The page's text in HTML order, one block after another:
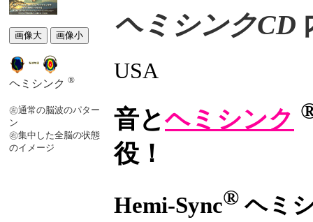
ヘミシンク ®
㊧通常の脳波のパター
ン
㊨集中した全脳の状態
のイメージ
ヘミシンクCD
USA
音とヘミシンク
役！
Hemi-Sync® ヘミ